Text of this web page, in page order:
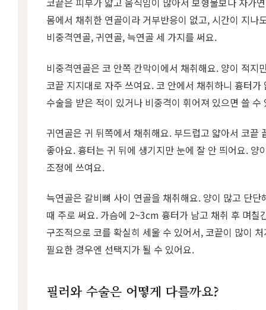
몸에서 채취한 연골이라 거부반응이 없고, 시간이 지나
비중격연골, 귀연골, 늑연골 세 가지를 써요.
비중격연골은 코 안쪽 칸막이에서 채취해요. 양이 적지
코끝 지지대로 자주 쓰여요. 코 안에서 채취하니 흉터
수술을 받은 적이 있거나 비중격이 휘어져 있으면 쓸
귀연골은 귀 뒤쪽에서 채취해요. 부드럽고 얇아서 코끝
좋아요. 흉터는 귀 뒤에 생기지만 눈에 잘 안 띄어요. 양
조정에 쓰여요.
늑연골은 갈비뼈 사이 연골을 채취해요. 양이 많고 단
때 주로 써요. 가슴에 2~3cm 흉터가 남고 채취 후 며칠
구조적으로 코를 확실히 세울 수 있어서, 코끝이 많이
필요한 경우엔 선택지가 될 수 있어요.
필러와 수술은 어떻게 다를까요?